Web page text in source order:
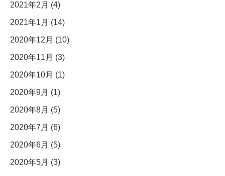
2021年2月 (4)
2021年1月 (14)
2020年12月 (10)
2020年11月 (3)
2020年10月 (1)
2020年9月 (1)
2020年8月 (5)
2020年7月 (6)
2020年6月 (5)
2020年5月 (3)